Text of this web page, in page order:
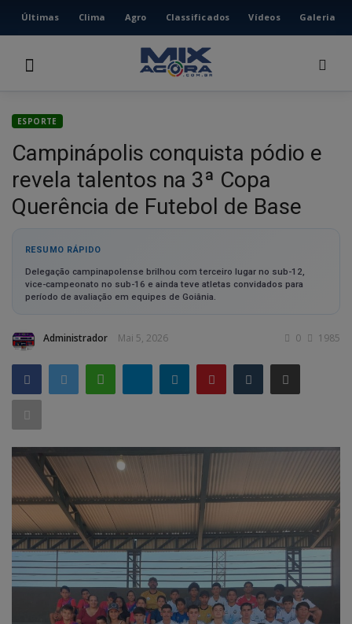
Últimas Clima Agro Classificados Vídeos Galeria
ÚLTIMAS
AGRO
CLASSIFICADOS
VÍDEOS
GALERIA
ESPORTE
POLÍCIA
MUSICA
GERAL
SAÚDE
CIDADE
MEIO AMBIENTE
COMO ANUNCIAR
EDUCAÇÃO
RÁDIO AO VIVO
QUEM SOMOS
CONTATO
ESPORTE
Campinápolis conquista pódio e
revela talentos na 3ª Copa
Querência de Futebol de Base
RESUMO RÁPIDO
Delegação campinapolense brilhou com terceiro lugar no sub-12,
vice-campeonato no sub-16 e ainda teve atletas convidados para
período de avaliação em equipes de Goiânia.
Administrador Mai 5, 2026 1985
0